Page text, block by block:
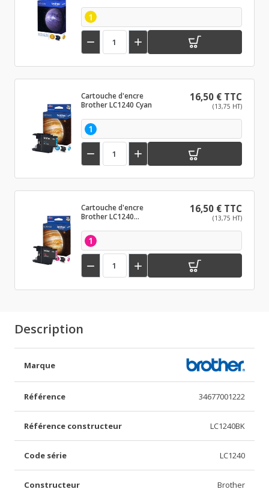
1
 
Cartouche d'encre
Brother LC1240 Cyan
16,50 € TTC
(13,75 HT)
1
 
Cartouche d'encre
Brother LC1240
16,50 € TTC
(13,75 HT)
1
 
Description
Marque
Référence 34677001222
Référence constructeur LC1240BK
Code série LC1240
Constructeur Brother